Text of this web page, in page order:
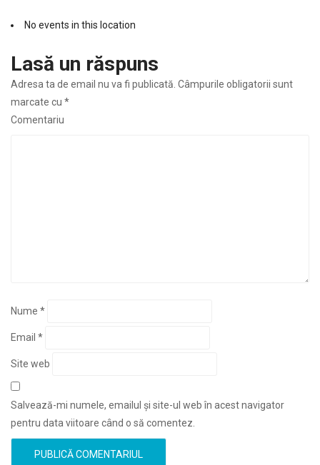
No events in this location
Lasă un răspuns
Adresa ta de email nu va fi publicată. Câmpurile obligatorii sunt
marcate cu *
Comentariu
Nume *
Email *
Site web
Salvează-mi numele, emailul și site-ul web în acest navigator
pentru data viitoare când o să comentez.